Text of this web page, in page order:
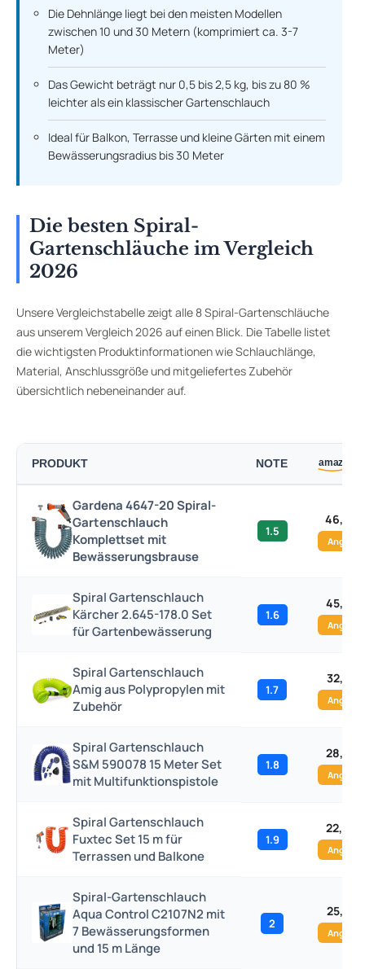
Die Dehnlänge liegt bei den meisten Modellen
zwischen 10 und 30 Metern (komprimiert ca. 3-7
Meter)
Das Gewicht beträgt nur 0,5 bis 2,5 kg, bis zu 80 %
leichter als ein klassischer Gartenschlauch
Ideal für Balkon, Terrasse und kleine Gärten mit einem
Bewässerungsradius bis 30 Meter
Die besten Spiral-
Gartenschläuche im Vergleich
2026
Unsere Vergleichstabelle zeigt alle 8 Spiral-Gartenschläuche
aus unserem Vergleich 2026 auf einen Blick. Die Tabelle listet
die wichtigsten Produktinformationen wie Schlauchlänge,
Material, Anschlussgröße und mitgeliefertes Zubehör
übersichtlich nebeneinander auf.
PRODUKT NOTE
Gardena 4647-20 Spiral-
Gartenschlauch
Komplettset mit
Bewässerungsbrause
1.5
46,89
Angebot
Spiral Gartenschlauch
Kärcher 2.645-178.0 Set
für Gartenbewässerung
1.6
45,00
Angebot
Spiral Gartenschlauch
Amig aus Polypropylen mit
Zubehör
1.7
32,63
Angebot
Spiral Gartenschlauch
S&M 590078 15 Meter Set
mit Multifunktionspistole
1.8
28,90
Angebot
Spiral Gartenschlauch
Fuxtec Set 15 m für
Terrassen und Balkone
1.9
22,00
Angebot
Spiral-Gartenschlauch
Aqua Control C2107N2 mit
7 Bewässerungsformen
und 15 m Länge
2
25,50
Angebot